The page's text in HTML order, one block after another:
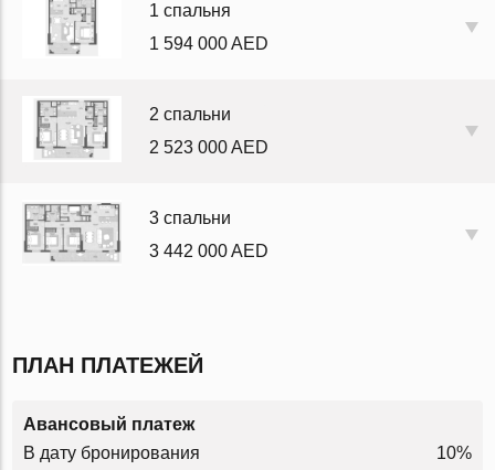
1 спальня
1 594 000 AED
2 спальни
2 523 000 AED
3 спальни
3 442 000 AED
ПЛАН ПЛАТЕЖЕЙ
Авансовый платеж
В дату бронирования
10%